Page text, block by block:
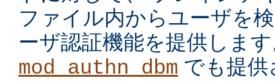
ファイル内からユーザを
ーザ認証機能を提供しま
mod_authn_dbm でも提